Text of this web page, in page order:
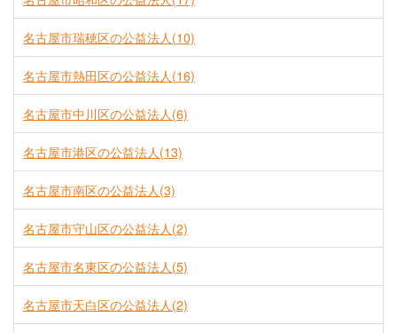
名古屋市瑞穂区の公益法人(10)
名古屋市熱田区の公益法人(16)
名古屋市中川区の公益法人(6)
名古屋市港区の公益法人(13)
名古屋市南区の公益法人(3)
名古屋市守山区の公益法人(2)
名古屋市名東区の公益法人(5)
名古屋市天白区の公益法人(2)